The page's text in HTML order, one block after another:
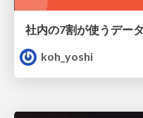
koh_yoshi